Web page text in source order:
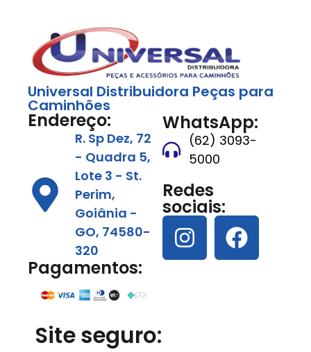
Universal Distribuidora Peças para
Caminhões
Endereço:
R. Sp Dez, 72
- Quadra 5,
Lote 3 - St.
Perim,
Goiânia -
GO, 74580-
320
Pagamentos:
WhatsApp:
(62) 3093-
5000
Redes
sociais:
Site seguro: